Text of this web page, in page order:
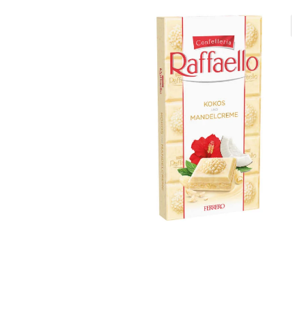
ProdavnicaProduct page
Terms ConditionsUredjenje doma